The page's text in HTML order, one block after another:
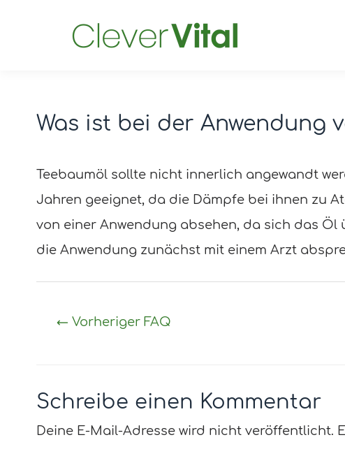
Was ist bei der Anwendung
Teebaumöl sollte nicht innerlich angewandt
Jahren geeignet, da die Dämpfe bei ihnen zu
von einer Anwendung absehen, da sich das
die Anwendung zunächst mit einem Arzt
Post
← Vorheriger FAQ
Schreibe einen Kommentar
Deine E-Mail-Adresse wird nicht veröffentlicht.